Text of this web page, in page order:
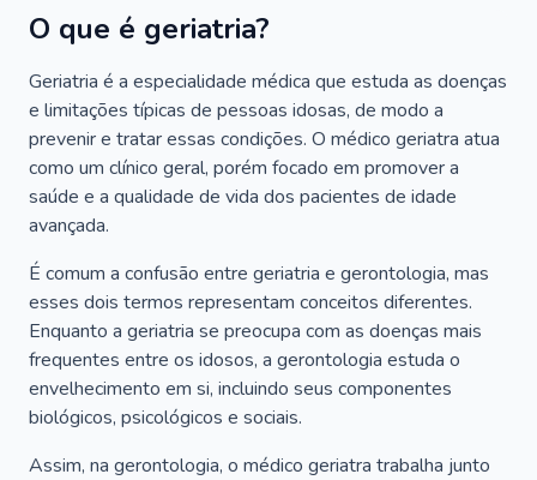
O que é geriatria?
Geriatria é a especialidade médica que estuda as doenças
e limitações típicas de pessoas idosas, de modo a
prevenir e tratar essas condições. O médico geriatra atua
como um clínico geral, porém focado em promover a
saúde e a qualidade de vida dos pacientes de idade
avançada.
É comum a confusão entre geriatria e gerontologia, mas
esses dois termos representam conceitos diferentes.
Enquanto a geriatria se preocupa com as doenças mais
frequentes entre os idosos, a gerontologia estuda o
envelhecimento em si, incluindo seus componentes
biológicos, psicológicos e sociais.
Assim, na gerontologia, o médico geriatra trabalha junto